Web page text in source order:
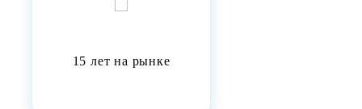
15 лет на рынке